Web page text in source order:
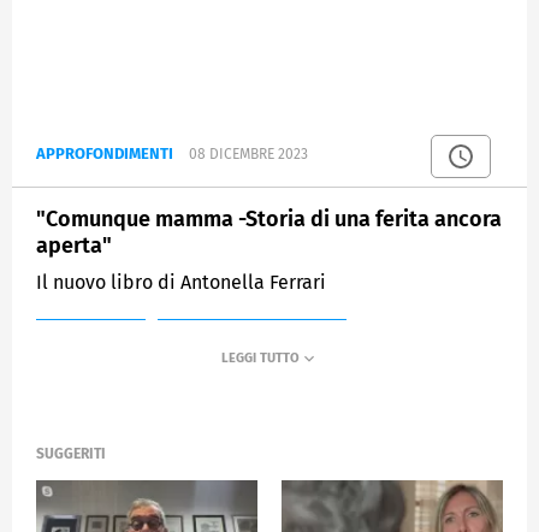
APPROFONDIMENTI 08 DICEMBRE 2023
"Comunque mamma -Storia di una ferita ancora
aperta"
Il nuovo libro di Antonella Ferrari
SUGGERITI